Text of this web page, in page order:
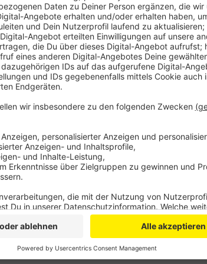
Veröffentlicht:Freitag, 08.04.2022 12:26
Anzeige
Das Tierheim bietet zusammen mit einer Kölner
Opladen eine offene Sprechstunde, für krank
an. Die Behandlung ist kostenlos. Wer möchte
Haustieres überprüfen und gegebenenfalls
Woche Mittwoch zwischen elf und halb zwölf
die Sprechzeiten etwas auszuweiten, so ein
abgewiesen werden.